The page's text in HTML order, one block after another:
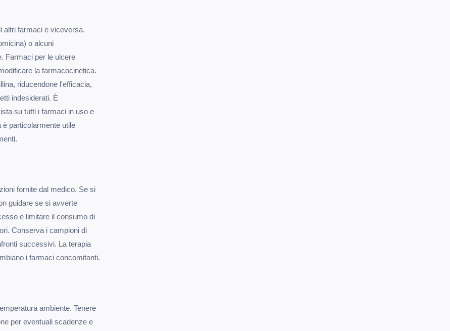
altri farmaci e viceversa.
o alcuni
Farmaci per le ulcere
la farmacocinetica.
riducendone l'efficacia,
indesiderati. È
su tutti i farmaci in uso e
è particolarmente utile
fornite dal medico. Se si
guidare se si avverte
e limitare il consumo di
Conserva i campioni di
successivi. La terapia
i farmaci concomitanti.
ambiente. Tenere
per eventuali scadenze e